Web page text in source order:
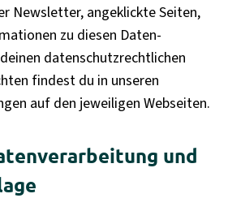
Newsletter, angeklickte Seiten,
zu diesen Daten­
daten­schutz­rechtlichen
findest du in unseren
auf den jeweiligen Webseiten.
und